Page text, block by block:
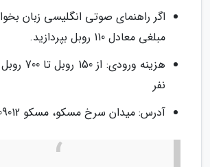
اگر راهنمای صوتی انگلیسی زبان
مبلغی معادل 110 روبل بپردازید.
هزینه
نفر
آدرس: میدان سرخ مسکو، مسکو 109012